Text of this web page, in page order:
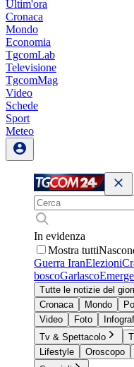
Ultim'ora
Cronaca
Mondo
Economia
TgcomLab
Televisione
TgcomMag
Video
Schede
Sport
Meteo
In evidenza
Mostra tutti
Guerra IranElezioni
boscoGarlasco
Tutte le notizie del
Cronaca
Mondo
Video
Foto
Tv & Spettacolo
Lifestyle
Oroscopo